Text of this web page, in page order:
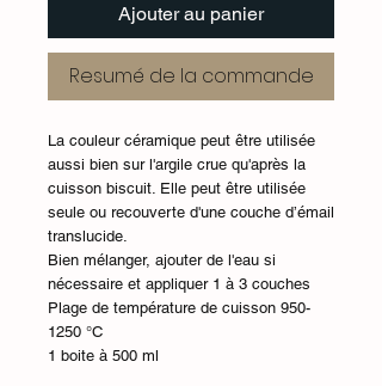
Ajouter au panier
Resumé de la commande
La couleur céramique peut être utilisée
aussi bien sur l'argile crue qu'après la
cuisson biscuit. Elle peut être utilisée
seule ou recouverte d'une couche d’émail
translucide.
Bien mélanger, ajouter de l'eau si
nécessaire et appliquer 1 à 3 couches
Plage de température de cuisson 950-
1250 °C
1 boite à 500 ml